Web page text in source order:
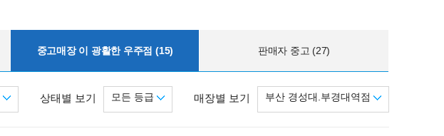
중고매장 이 광활한 우주점 (15) 판매자 중고 (27)
매장별 보기 부산 경성대.부경대역점
상태별 보기 모든 등급